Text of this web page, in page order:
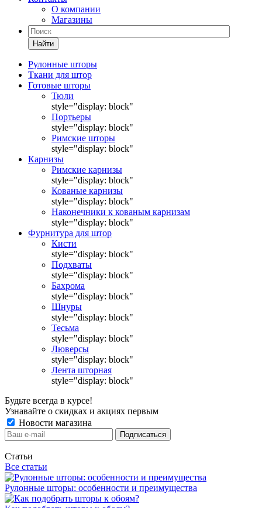
О компании
Магазины
Найти
Рулонные шторы
Ткани для штор
Готовые шторы
Тюли
style="display: block"
Портьеры
style="display: block"
Римские шторы
style="display: block"
Карнизы
Римские карнизы
style="display: block"
Кованые карнизы
style="display: block"
Наконечники к кованым карнизам
style="display: block"
Фурнитура для штор
Кисти
style="display: block"
Подхваты
style="display: block"
Бахрома
style="display: block"
Шнуры
style="display: block"
Тесьма
style="display: block"
Люверсы
style="display: block"
Лента шторная
style="display: block"
Будьте всегда в курсе!
Узнавайте о скидках и акциях первым
Новости магазина
Статьи
Все статьи
Рулонные шторы: особенности и преимущества